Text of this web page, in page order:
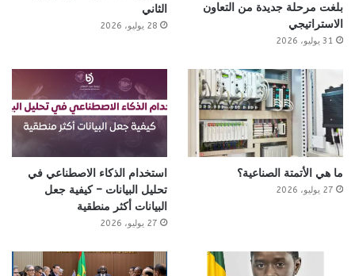
بلغت مرحلة جديدة من التعاون
الاستراتيجي
31 يوليو، 2026
الثاني
28 يوليو، 2026
ما هي الأتمتة الصناعية؟
27 يوليو، 2026
استخدام الذكاء الاصطناعي في
تحليل البيانات – كيفية جعل
البيانات أكثر منطقية
27 يوليو، 2026